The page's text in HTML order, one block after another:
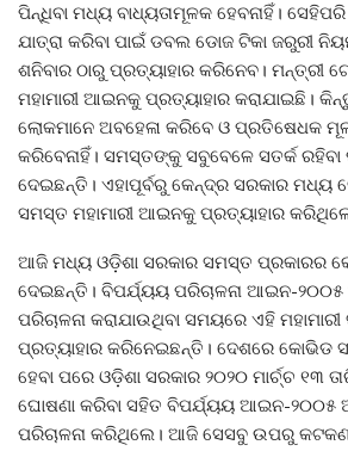
ପିନ୍ଧିବା ମଧ୍ୟ ବାଧ୍ୟତାମୂଳକ ହେବନାହିଁ।
ଯାତ୍ରା କରିବା ପାଇଁ ଡବଲ ଡୋଜ ଟିକା ଜରୁରୀ
ଶନିବାର ଠାରୁ ପ୍ରତ୍ୟାହାର କରିନେବ। ମନ୍ତ୍ରୀ
ମହାମାରୀ ଆଇନକୁ ପ୍ରତ୍ୟାହାର କରାଯାଇଛି।
ଲୋକମାନେ ଅବହେଳା କରିବେ ଓ ପ୍ରତିଷେଧକ
କରିବେନାହିଁ। ସମସ୍ତଙ୍କୁ ସବୁବେଳେ ସତର୍କ ରହିବା
ଦେଇଛନ୍ତି। ଏହାପୂର୍ବରୁ କେନ୍ଦ୍ର ସରକାର ମଧ୍ୟ
ସମସ୍ତ ମହାମାରୀ ଆଇନକୁ ପ୍ରତ୍ୟାହାର
ଆଜି ମଧ୍ୟ ଓଡ଼ିଶା ସରକାର ସମସ୍ତ ପ୍ରକାରର
ଦେଇଛନ୍ତି। ବିପର୍ଯ୍ୟୟ ପରିଚାଳନା ଆଇନ-
ପରିଚାଳନା କରାଯାଉଥିବା ସମୟରେ ଏହି ମହାମାରୀ
ପ୍ରତ୍ୟାହାର କରିନେଇଛନ୍ତି। ଦେଶରେ କୋଭିଡ
ହେବା ପରେ ଓଡ଼ିଶା ସରକାର ୨୦୨୦ ମାର୍ଚ୍ଚ ୧୩
ଘୋଷଣା କରିବା ସହିତ ବିପର୍ଯ୍ୟୟ ଆଇନ-୨୦୦୫
ପରିଚାଳନା କରିଥିଲେ। ଆଜି ସେସବୁ ଉପରୁ